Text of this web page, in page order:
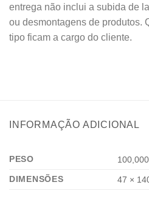
entrega não inclui a subida de
ou desmontagens de produtos.
tipo ficam a cargo do cliente.
INFORMAÇÃO ADICIONAL
PESO
DIMENSÕES
47 ×